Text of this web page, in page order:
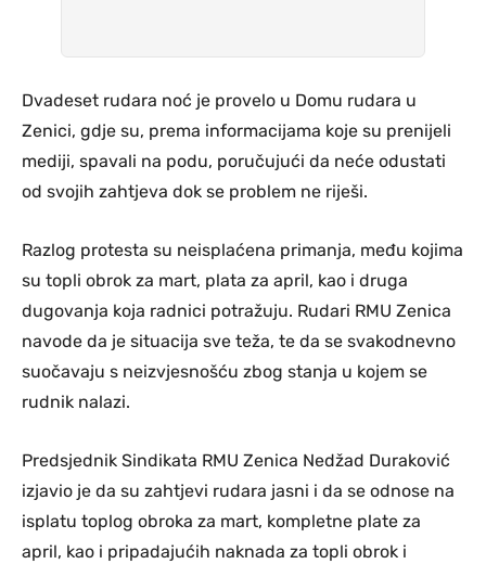
Dvadeset rudara noć je provelo u Domu rudara u
Zenici, gdje su, prema informacijama koje su prenijeli
mediji, spavali na podu, poručujući da neće odustati
od svojih zahtjeva dok se problem ne riješi.
Razlog protesta su neisplaćena primanja, među kojima
su topli obrok za mart, plata za april, kao i druga
dugovanja koja radnici potražuju. Rudari RMU Zenica
navode da je situacija sve teža, te da se svakodnevno
suočavaju s neizvjesnošću zbog stanja u kojem se
rudnik nalazi.
Predsjednik Sindikata RMU Zenica Nedžad Duraković
izjavio je da su zahtjevi rudara jasni i da se odnose na
isplatu toplog obroka za mart, kompletne plate za
april, kao i pripadajućih naknada za topli obrok i